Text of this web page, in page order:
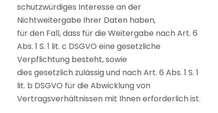
schutzwürdiges Interesse an der
Nichtweitergabe Ihrer Daten haben,
für den Fall, dass für die Weitergabe nach Art. 6
Abs. 1 S. 1 lit. c DSGVO eine gesetzliche
Verpflichtung besteht, sowie
dies gesetzlich zulässig und nach Art. 6 Abs. 1 S. 1
lit. b DSGVO für die Abwicklung von
Vertragsverhältnissen mit Ihnen erforderlich ist.